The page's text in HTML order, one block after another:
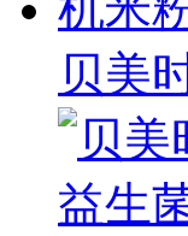
贝美